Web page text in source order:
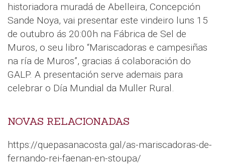
historiadora muradá de Abelleira, Concepción
Sande Noya, vai presentar este vindeiro luns 15
de outubro ás 20:00h na Fábrica de Sel de
Muros, o seu libro “Mariscadoras e campesiñas
na ría de Muros”, gracias á colaboración do
GALP. A presentación serve ademais para
celebrar o Día Mundial da Muller Rural.
NOVAS RELACIONADAS
https://quepasanacosta.gal/as-mariscadoras-de-
fernando-rei-faenan-en-stoupa/